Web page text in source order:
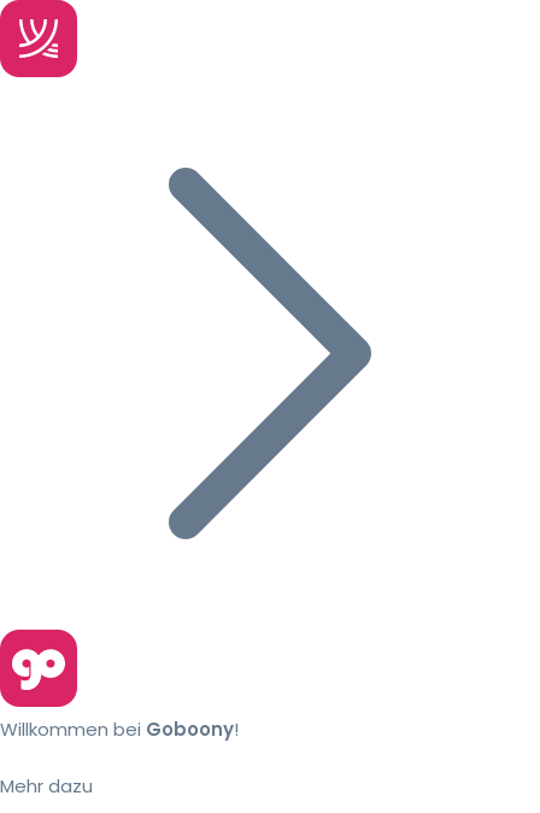
Willkommen bei Goboony!
Mehr dazu